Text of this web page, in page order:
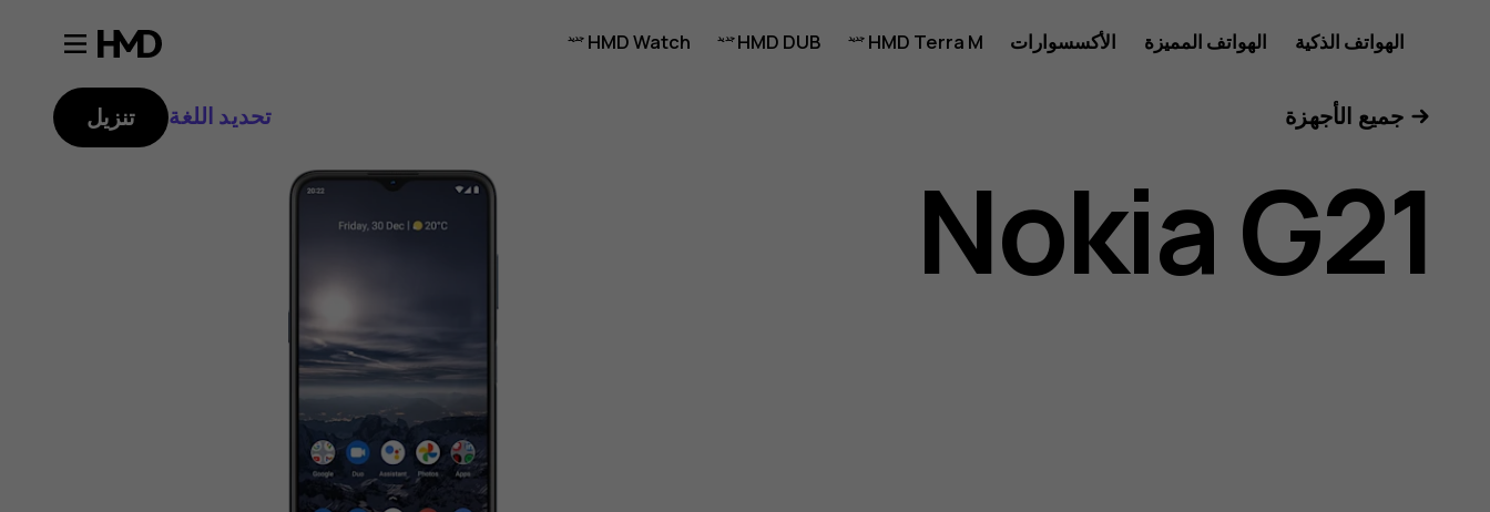
دليل
مستخدم
Nokia
الهواتف الذكية الهواتف المميزة الأكسسوارات HMD Terra M
HMD DUB
HMD Watch
جميع الأجهزة تحديد اللغة تنزيل
Nokia G21